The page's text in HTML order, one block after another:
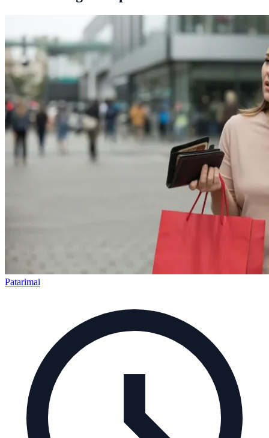
Patarimai